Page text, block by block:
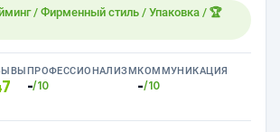
/ Фирменный стиль / Упаковка / 🏆
ПРОФЕССИОНАЛИЗМ
-/10
КОММУНИКАЦИЯ
-/10